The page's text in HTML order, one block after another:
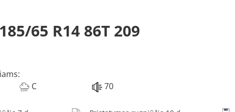
65 R14 86T 209
C 70